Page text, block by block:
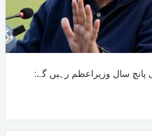
سال وزیراعظم رہیں گے: